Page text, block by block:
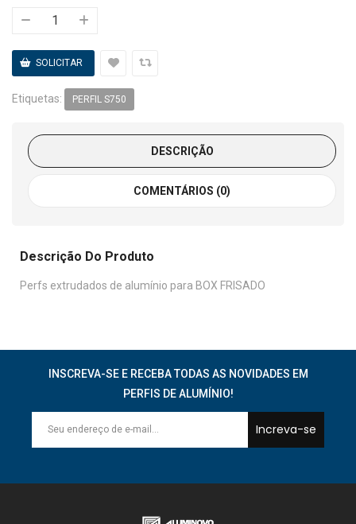
Etiquetas: PERFIL S750
DESCRIÇÃO
COMENTÁRIOS (0)
Descrição Do Produto
Perfs extrudados de alumínio para BOX FRISADO
INSCREVA-SE E RECEBA TODAS AS NOVIDADES EM
PERFIS DE ALUMÍNIO!
Increva-se